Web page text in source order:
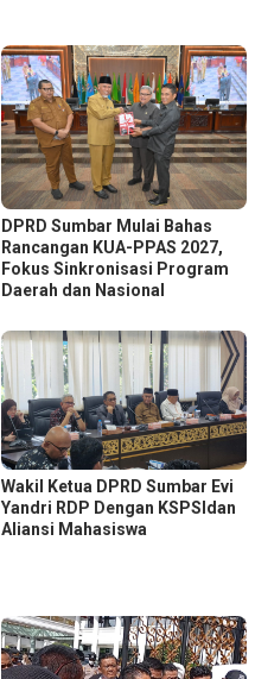
DPRD Sumbar Mulai Bahas
Rancangan KUA-PPAS 2027,
Fokus Sinkronisasi Program
Daerah dan Nasional
Wakil Ketua DPRD Sumbar Evi
Yandri RDP Dengan KSPSIdan
Aliansi Mahasiswa